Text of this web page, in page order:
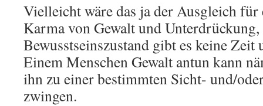
Vielleicht wäre das ja der Ausgleich
Karma von Gewalt und
Bewusstseinszustand gibt es keine Zeit
Einem Menschen Gewalt antun kann
ihn zu einer bestimmten Sicht- und/
zwingen.